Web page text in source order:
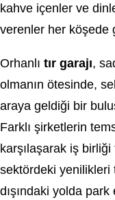
kahve içenler ve
verenler her köşede
Orhanlı tır garajı,
olmanın ötesinde,
araya geldiği bir
Farklı şirketlerin
karşılaşarak iş birliği
sektördeki yenilikleri
dışındaki yolda park